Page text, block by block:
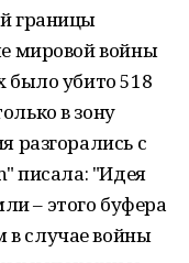
границы
мировой войны
было убито 518
в зону
разгорались с
писала: "Идея
– этого буфера
случае войны